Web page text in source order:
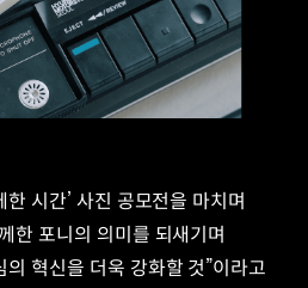
시간’ 사진 공모전을 마치며
한 포니의 의미를 되새기며
혁신을 더욱 강화할 것”이라고